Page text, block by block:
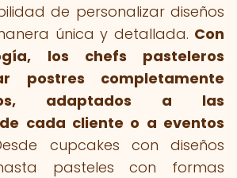
de personalizar diseños
única y detallada. Con
los chefs pasteleros
postres completamente
adaptados a las
cada cliente o a eventos
cupcakes con diseños
pasteles con formas